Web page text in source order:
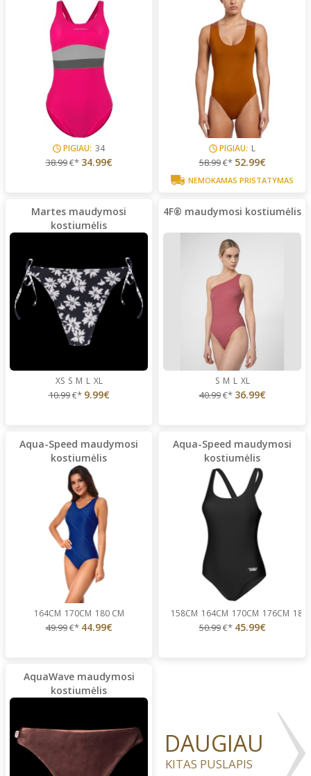
PIGIAU: 34
38.99€* 34.99€
PIGIAU: L
58.99€* 52.99€
NEMOKAMAS PRISTATYMAS
Martes maudymosi
kostiumėlis
XS S M L XL
10.99€* 9.99€
4F® maudymosi kostiumėlis
S M L XL
40.99€* 36.99€
Aqua-Speed maudymosi
kostiumėlis
164CM 170CM 180 CM
49.99€* 44.99€
Aqua-Speed maudymosi
kostiumėlis
158CM 164CM 170CM 176CM 180
50.99€* 45.99€
AquaWave maudymosi
kostiumėlis
DAUGIAU
KITAS PUSLAPIS